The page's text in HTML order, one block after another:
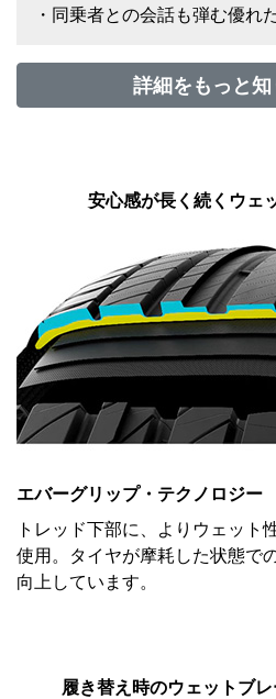
・同乗者との会話も弾む優れ
詳細をもっと
安心感が長く続くウェ
エバーグリップ・テクノロジー
トレッド下部に、よりウェット
使用。タイヤが摩耗した状態で
向上しています。
履き替え時のウェットブ